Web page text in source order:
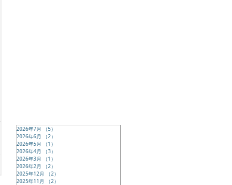
2026年7月 （5）
2026年6月
（2）
2026年5月
（1）
2026年4月
（3）
2026年3月
（1）
2026年2月
（2）
2025年12月
（2）
2025年11月
（2）